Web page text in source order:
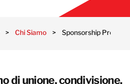
> Chi Siamo > Sponsorship
di unione, condivisione,